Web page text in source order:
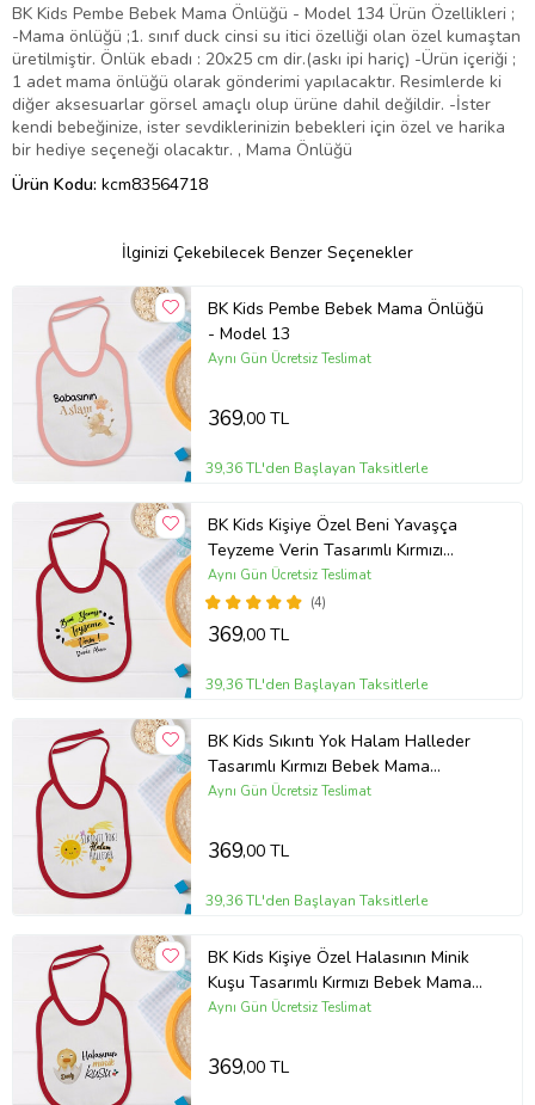
BK Kids Pembe Bebek Mama Önlüğü - Model 134 Ürün Özellikleri ;
-Mama önlüğü ;1. sınıf duck cinsi su itici özelliği olan özel kumaştan
üretilmiştir. Önlük ebadı : 20x25 cm dir.(askı ipi hariç) -Ürün içeriği ;
1 adet mama önlüğü olarak gönderimi yapılacaktır. Resimlerde ki
diğer aksesuarlar görsel amaçlı olup ürüne dahil değildir. -İster
kendi bebeğinize, ister sevdiklerinizin bebekleri için özel ve harika
bir hediye seçeneği olacaktır. , Mama Önlüğü
Ürün Kodu: kcm83564718
İlginizi Çekebilecek Benzer Seçenekler
BK Kids Pembe Bebek Mama Önlüğü
- Model 13
Aynı Gün Ücretsiz Teslimat
369,00 TL
39,36 TL'den Başlayan Taksitlerle
BK Kids Kişiye Özel Beni Yavaşça
Teyzeme Verin Tasarımlı Kırmızı
Bebek Mama Önlüğü-1
(4)
Aynı Gün Ücretsiz Teslimat
369,00 TL
39,36 TL'den Başlayan Taksitlerle
BK Kids Sıkıntı Yok Halam Halleder
Tasarımlı Kırmızı Bebek Mama
Önlüğü-1
Aynı Gün Ücretsiz Teslimat
369,00 TL
39,36 TL'den Başlayan Taksitlerle
BK Kids Kişiye Özel Halasının Minik
Kuşu Tasarımlı Kırmızı Bebek Mama
Önlüğü-1
Aynı Gün Ücretsiz Teslimat
369,00 TL